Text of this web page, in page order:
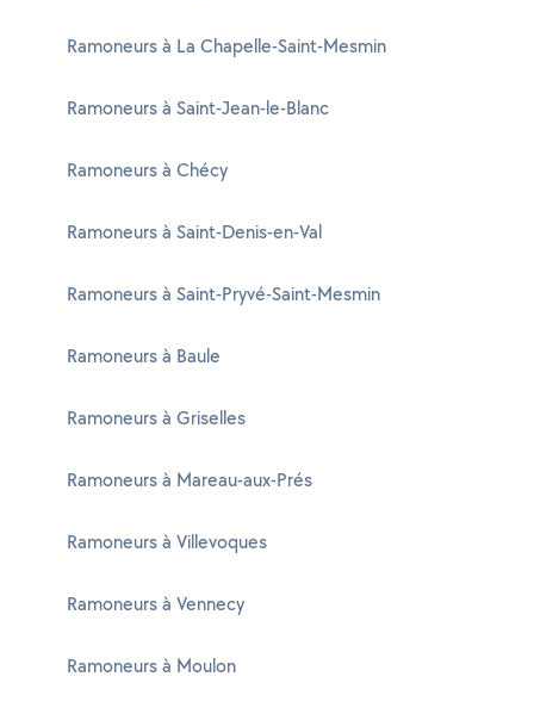
Ramoneurs à La Chapelle-Saint-Mesmin
Ramoneurs à Saint-Jean-le-Blanc
Ramoneurs à Chécy
Ramoneurs à Saint-Denis-en-Val
Ramoneurs à Saint-Pryvé-Saint-Mesmin
Ramoneurs à Baule
Ramoneurs à Griselles
Ramoneurs à Mareau-aux-Prés
Ramoneurs à Villevoques
Ramoneurs à Vennecy
Ramoneurs à Moulon